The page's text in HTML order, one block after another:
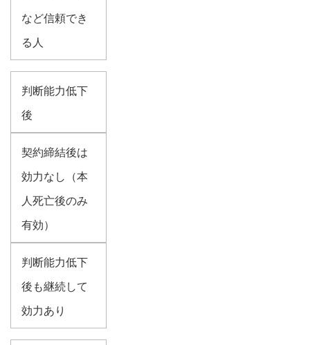
など信頼でき
る人
判断能力低下
後
契約締結後は
効力なし（本
人死亡後のみ
有効）
判断能力低下
後も継続して
効力あり